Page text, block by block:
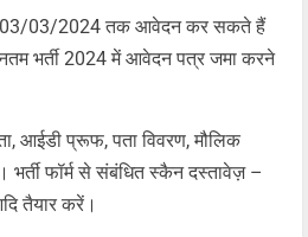
03/03/2024 तक आवेदन कर सकते हैं
भर्ती 2024 में आवेदन पत्र जमा करने
आईडी प्रूफ, पता विवरण, मौलिक
फॉर्म से संबंधित स्कैन दस्तावेज़ –
तैयार करें।